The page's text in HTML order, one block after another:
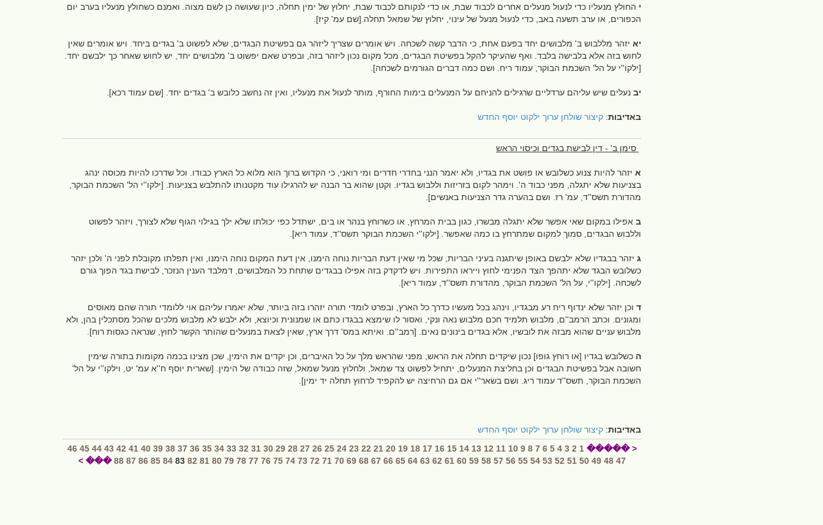
י החולץ מנעליו כדי לנעול מנעלים אחרים לכבוד שבת, או כדי לנקותם לכבוד שבת, יחלוץ של ימין תחלה, כיון שעושה כן לשם מצוה. ואמנם כשחולץ מנעליו בערב יום
הכפורים, או ערב תשעה באב, כדי לנעול מנעל של עינוי, יחלוץ של שמאל תחלה.[שם עמ' קיז].
יא יזהר מללבוש ב' מלבושים יחד בפעם אחת, כי הדבר קשה לשכחה. ויש אומרים שצריך ליזהר גם בפשיטת הבגדים, שלא לפשוט ב' בגדים ביחד. ויש אומרים שאין
לחוש בזה אלא בלבישה בלבד. ואף שהעיקר להקל בפשיטת הבגדים, מכל מקום נכון ליזהר בזה, ובפרט שאם יפשוט ב' מלבושים יחד, יש לחוש שאחר כך ילבשם יחד.
[ילקו''י על הל' השכמת הבוקר, עמוד ריח. ושם כמה דברים הגורמים לשכחה].
יב נעלים שיש עליהם ערדליים שרגילים להניחם על המנעלים בימות החורף, מותר לנעול את מנעליו, ואין זה נחשב כלובש ב' בגדים יחד. [שם עמוד רכא].
באדיבות: קיצור שולחן ערוך ילקוט יוסף החדש
סימן ב' - דין לבישת בגדים וכיסוי הראש
א יזהר להיות צנוע כשלובש או פושט את בגדיו, ולא יאמר הנני בחדרי חדרים ומי רואני, כי הקדוש ברוך הוא מלוא כל הארץ כבודו. וכל שדרכו להיות מכוסה ינהג
בצניעות שלא יתגלה, מפני כבוד ה'. וימהר לקום בזריזות וללבוש בגדיו. וקטן שהוא בר הבנה יש להרגילו עוד מקטנותו להתלבש בצניעות. [ילקו''י הל' השכמת הבוקר,
מהדורת תשס''ד, עמ' רז. ושם בהערה גדר הצניעות באנשים].
ב אפילו במקום שאי אפשר שלא יתגלה מבשרו, כגון בבית המרחץ, או כשרוחץ בנהר או בים, ישתדל כפי יכולתו שלא ילך בגילוי הגוף שלא לצורך, ויזהר לפשוט
וללבוש הבגדים, סמוך למקום שמתרחץ בו כמה שאפשר. [ילקו''י השכמת הבוקר תשס''ד, עמוד ריא].
ג יזהר בבגדיו שלא ילבשם באופן שיתגנה בעיני הבריות, שכל מי שאין דעת הבריות נוחה הימנו, אין דעת המקום נוחה הימנו, ואין תפלתו מקובלת לפני ה' ולכן יזהר
כשלובש הבגד שלא יתהפך הצד הפנימי לחוץ וייראו התפירות. ויש לדקדק בזה אפילו בבגדים שתחת כל המלבושים, דמלבד הענין הנזכר, לבישת בגד הפוך גורם
לשכחה. [ילקו''י, על הל' השכמת הבוקר, מהדורת תשס''ד, עמוד ריא].
ד וכן יזהר שלא ינדוף ריח רע מבגדיו, וינהג בכל מעשיו כדרך כל הארץ, ובפרט לומדי תורה יזהרו בזה ביותר, שלא יאמרו עליהם אוי ללומדי תורה שהם מאוסים
ומגונים. וכתב הרמב''ם, מלבוש תלמיד חכם מלבוש נאה ונקי, ואסור לו שימצא בבגדו כתם או שמנונית וכיוצא, ולא ילבש לא מלבוש מלכים שהכל מסתכלין בהן, ולא
מלבוש עניים שהוא מבזה את לובשיו, אלא בגדים בינונים נאים. [רמב''ם. ואיתא במס' דרך ארץ, שאין לצאת במנעלים שהותר הקשר לחוץ, שנראה כגסות רוח].
ה כשלובש בגדיו [או רוחץ גופו] נכון שיקדים תחלה את הראש, מפני שהראש מלך על כל האיברים, וכן יקדים את הימין, שכן מצינו בכמה מקומות בתורה שימין
חשובה אבל בפשיטת הבגדים וכן בחליצת המנעלים, יתחיל לפשוט צד שמאל, ולחלוץ מנעל שמאל, שזה כבודה של הימין. [שארית יוסף ח''א עמ' יט, וילקו''י על הל'
השכמת הבוקר, תשס''ד עמוד ריג. ושם בשאר''י אם גם הרחיצה יש להקפיד לרחוץ תחלה יד ימין].
באדיבות: קיצור שולחן ערוך ילקוט יוסף החדש
< �����
1
2
3
4
5
6
7
8
9
10
11
12
13
14
15
16
17
18
19
20
21
22
23
24
25
26
27
28
29
30
31
32
33
34
35
36
37
38
39
40
41
42
43
44
45
46
47
48
49
50
51
52
53
54
55
56
57
58
59
60
61
62
63
64
65
66
67
68
69
70
71
72
73
74
75
76
77
78
79
80
81
82
83
84
85
86
87
88
��� >